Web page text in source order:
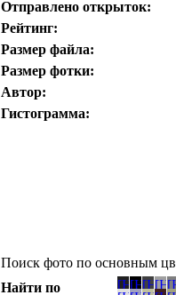
Отправлено открыток:
Рейтинг:
Размер файла:
Размер фотки:
Автор:
Гистограмма:
Поиск фото по основным
Найти по